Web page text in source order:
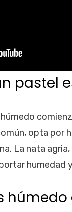
pastel
opta por
La nata
humedad